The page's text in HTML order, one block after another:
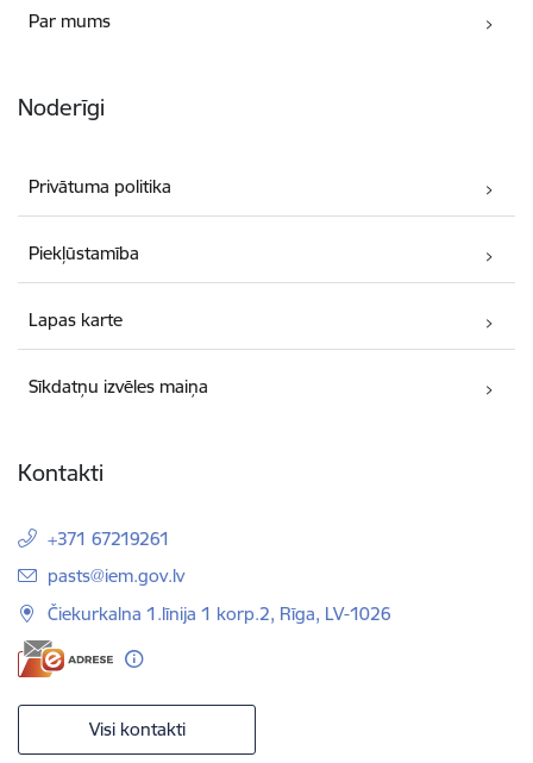
Par mums
Noderīgi
Privātuma politika
Piekļūstamība
Lapas karte
Sīkdatņu izvēles maiņa
Kontakti
+371 67219261
E-pasts:
pasts@iem.gov.lv
Čiekurkalna 1.līnija 1 korp.2, Rīga, LV-1026
Visi kontakti